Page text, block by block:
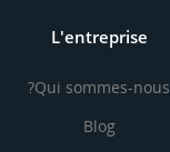
L'entreprise
Qui sommes-nous?
Blog